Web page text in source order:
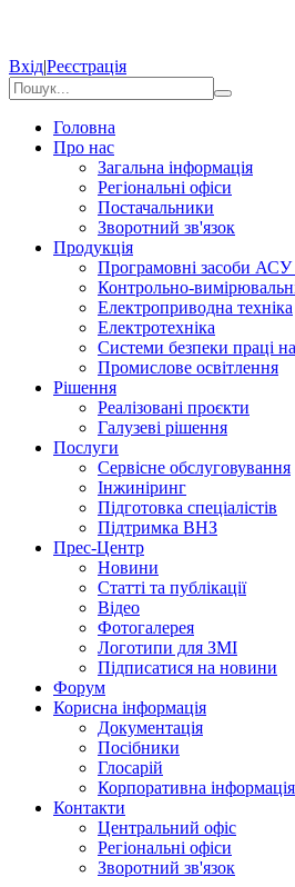
Вхід|Реєстрація
Головна
Про нас
Загальна інформація
Регіональні офіси
Постачальники
Зворотний зв'язок
Продукція
Програмовні засоби
Контрольно-
Електроприводна техніка
Електротехніка
Системи безпеки праці
Промислове освітлення
Рішення
Реалізовані проєкти
Галузеві рішення
Послуги
Сервісне обслуговування
Інжиніринг
Підготовка спеціалістів
Підтримка ВНЗ
Прес-Центр
Новини
Статті та публікації
Відео
Фотогалерея
Логотипи для ЗМІ
Підписатися на новини
Форум
Корисна інформація
Документація
Посібники
Глосарій
Корпоративна інформація
Контакти
Центральний офіс
Регіональні офіси
Зворотний зв'язок